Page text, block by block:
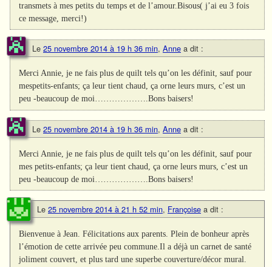
transmets à mes petits du temps et de l’amour.Bisous( j’ai eu 3 fois
ce message, merci!)
Le 25 novembre 2014 à 19 h 36 min, Anne a dit :
Merci Annie, je ne fais plus de quilt tels qu’on les définit, sauf pour
mespetits-enfants; ça leur tient chaud, ça orne leurs murs, c’est un
peu -beaucoup de moi……………….Bons baisers!
Le 25 novembre 2014 à 19 h 36 min, Anne a dit :
Merci Annie, je ne fais plus de quilt tels qu’on les définit, sauf pour
mes petits-enfants; ça leur tient chaud, ça orne leurs murs, c’est un
peu -beaucoup de moi……………….Bons baisers!
Le 25 novembre 2014 à 21 h 52 min, Françoise a dit :
Bienvenue à Jean. Félicitations aux parents. Plein de bonheur après
l’émotion de cette arrivée peu commune.Il a déjà un carnet de santé
joliment couvert, et plus tard une superbe couverture/décor mural.